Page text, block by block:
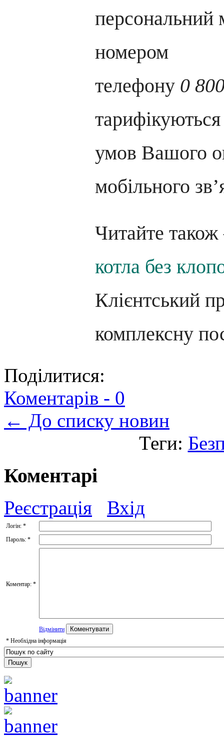
персональний
номером
телефону 0
умов Вашого
мобільного
Читайте
котла без
Клієнтський
комплексну
Поділитися:
Коментарів - 0
← До списку новин
Теги:
Коментарі
Реєстрація Вхід
Логін: *
Пароль: *
Коментар: *
Відмінити
* Необхідна інформація